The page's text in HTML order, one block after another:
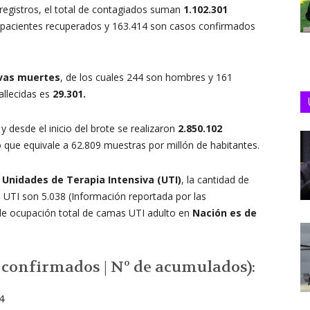
el total de contagiados suman 1.102.301
recuperados y 163.414 son casos confirmados
muertes, de los cuales 244 son hombres y 161
es 29.301.
desde el inicio del brote se realizaron 2.850.102
equivale a 62.809 muestras por millón de habitantes.
de Terapia Intensiva (UTI), la cantidad de
son 5.038 (Información reportada por las
ocupación total de camas UTI adulto en Nación es de
| Nº de acumulados):